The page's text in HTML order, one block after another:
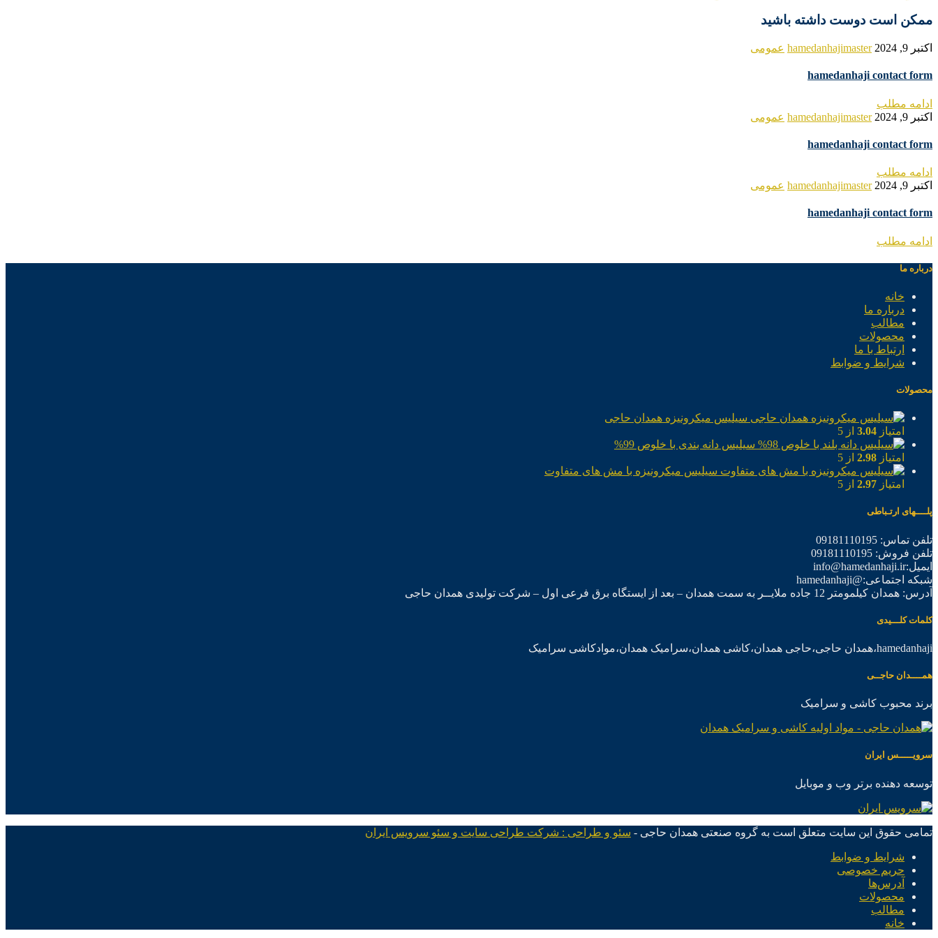
ممکن است دوست داشته باشید
اکتبر 9, 2024 hamedanhajimaster عمومی
hamedanhaji contact form
ادامه مطلب
اکتبر 9, 2024
hamedanhajimaster عمومی
hamedanhaji contact form
ادامه مطلب
اکتبر 9, 2024
hamedanhajimaster عمومی
hamedanhaji contact form
ادامه مطلب
درباره ما
خانه
درباره ما
مطالب
محصولات
ارتباط با ما
شرایط و ضوابط
محصولات
سیلیس میکرونیزه همدان حاجی
امتیاز 3.04 از 5
سیلیس دانه بندی با خلوص 99%
امتیاز 2.98 از 5
سیلیس میکرونیزه با مش های متفاوت
امتیاز 2.97 از 5
پلــــهای ارتـباطی
تلفن تماس: 09181110195
تلفن فروش: 09181110195
ایمیل:info@hamedanhaji.ir
شبکه اجتماعی:@hamedanhaji
آدرس: همدان کیلمومتر 12 جاده ملایــر به سمت همدان – بعد از ایستگاه برق فرعی اول – شرکت تولیدی همدان حاجی
کلمات کلـــیدی
hamedanhaji،همدان حاجی،حاجی همدان،کاشی همدان،سرامیک همدان،موادکاشی سرامیک
همــــدان حاجــی
برند محبوب کاشی و سرامیک
سرویـــــس ایران
توسعه دهنده برتر وب و موبایل
تمامی حقوق این سایت متعلق است به گروه صنعتی همدان حاجی - سئو و طراحی : شرکت طراحی سایت و سئو سرویس ایران
شرایط و ضوابط
حریم خصوصی
آدرس‌ها
محصولات
مطالب
خانه